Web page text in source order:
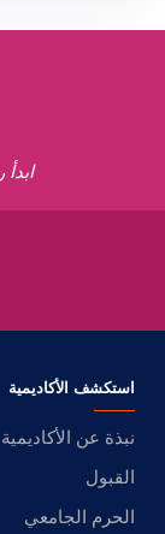
استكشف الأكاديمية
نبذة عن الأكاديمية
القبول
الحرم الجامعي